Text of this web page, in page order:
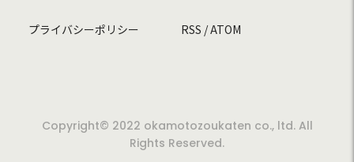
プライバシーポリシー RSS /ATOM
Copyright© 2022 okamotozoukaten co., ltd. All
Rights Reserved.